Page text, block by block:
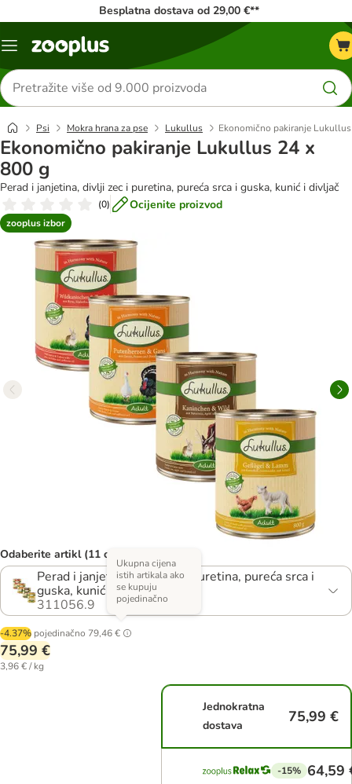
Besplatna dostava od 29,00 €**
Izbornik
Traži
proizvode
Psi Mokra hrana za pse Lukullus Ekonomično pakiranje
Ekonomično pakiranje Lukullus 24 x
800 g
Perad i janjetina, divlji zec i puretina, pureća srca i guska, kunić i divljač
(0) Ocijenite proizvod
zooplus izbor
Odaberite artikl (11 opcija)
Perad i janjetina, divlji zec i puretina, pureća srca i
guska, kunić i divljač
311056.9
-4.37% pojedinačno 79,46 €
Ukupna cijena
istih artikala ako
se kupuju
pojedinačno
75,99 €
3,96 € / kg
Jednokratna
dostava
75,99 €
-15% 64,59